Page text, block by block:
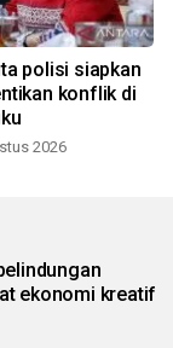
polisi siapkan
konflik di
2026
ekonomi kreatif